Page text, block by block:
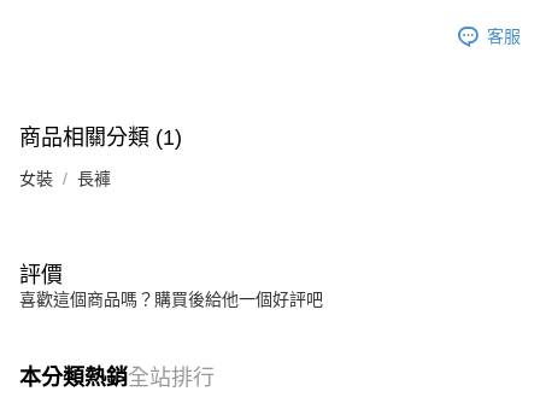
客服
商品相關分類 (1)
女裝 長褲
評價
喜歡這個商品嗎？購買後給他一個好評吧
本分類熱銷全站排行